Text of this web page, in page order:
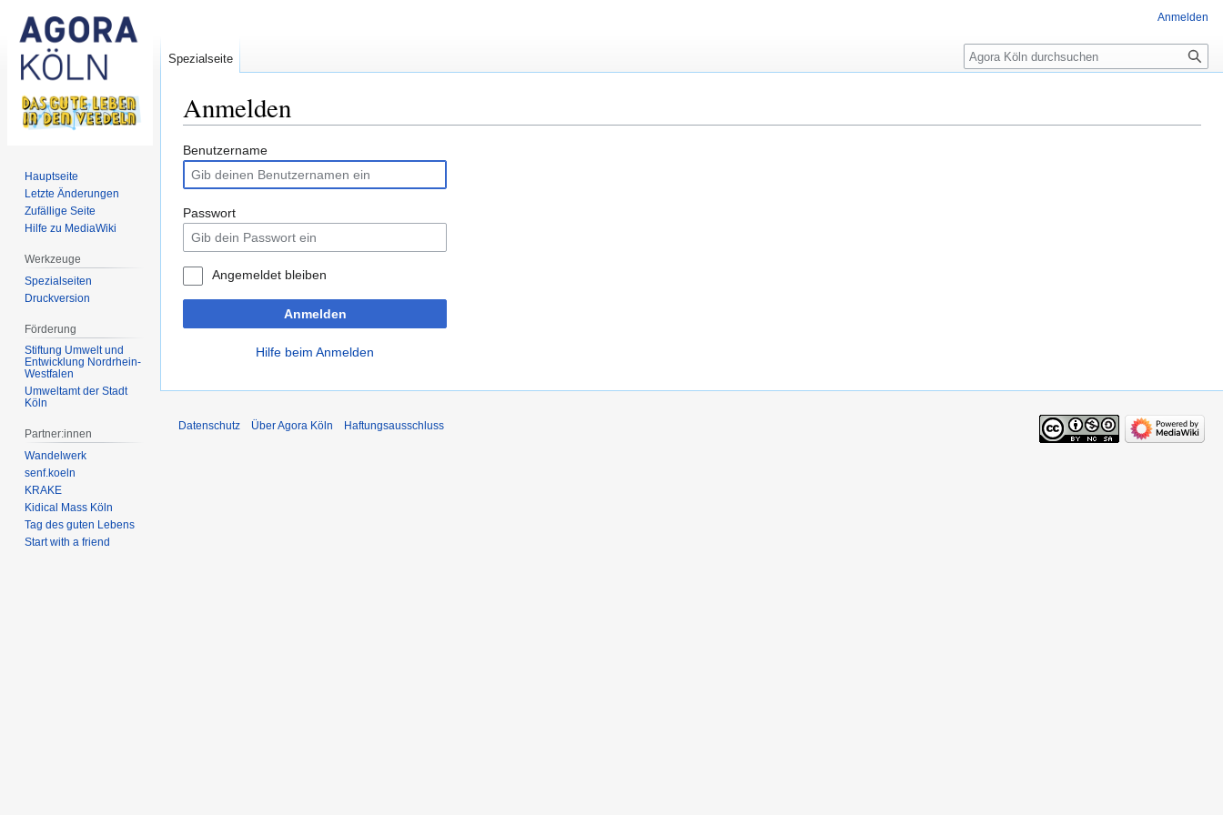
Anmelden
Zur
Navigation
springen
Zur
Suche
springen
Benutzername
Passwort
Angemeldet bleiben
Anmelden
Hilfe beim Anmelden
Anmelden
Spezialseite Suche
Hauptseite
Letzte Änderungen
Zufällige Seite
Hilfe zu MediaWiki
Werkzeuge
Spezialseiten
Druckversion
Förderung
Stiftung Umwelt und
Entwicklung Nordrhein-
Westfalen
Umweltamt der Stadt
Köln
Partner:innen
Wandelwerk
senf.koeln
KRAKE
Kidical Mass Köln
Tag des guten Lebens
Start with a friend
Datenschutz Über Agora Köln Haftungsausschluss